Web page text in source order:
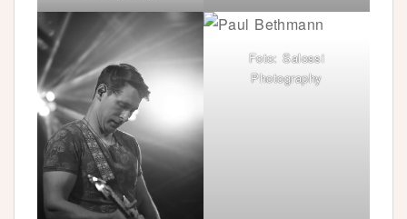
Foto: Salossi
Photography